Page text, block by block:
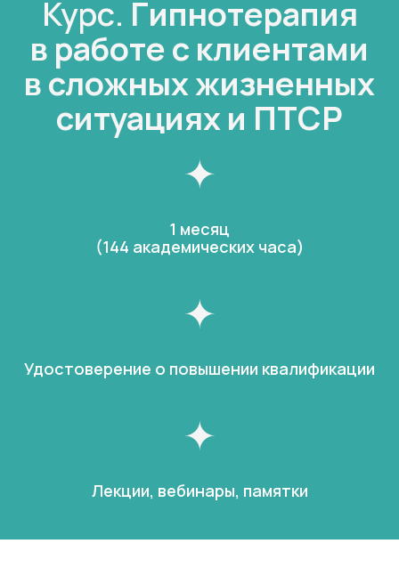
Курс. Гипнотерапия
в работе с клиентами
в сложных жизненных
ситуациях и ПТСР
1 месяц
(144 академических часа)
Удостоверение о повышении квалификации
Лекции, вебинары, памятки